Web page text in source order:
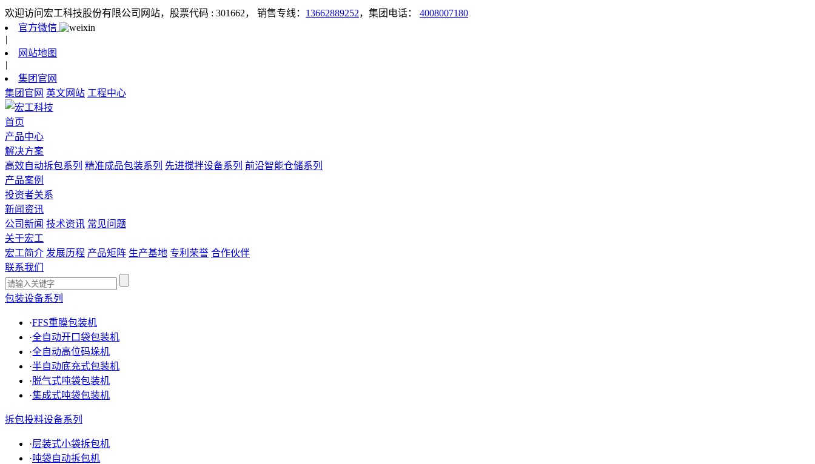
欢迎访问宏工科技股份有限公司网站，股票代码 : 301662， 销售专线： 13662889252，集团电话： 4008007180
官方微信
|
网站地图
|
集团官网
集团官网 英文网站 工程中心
首页
产品中心
解决方案
高效自动拆包系列 精准成品包装系列 先进搅拌设备系列 前沿智能仓储系列
产品案例
投资者关系
新闻资讯
公司新闻 技术资讯 常见问题
关于宏工
宏工简介 发展历程 产品矩阵 生产基地 专利荣誉 合作伙伴
联系我们
包装设备系列
·FFS重膜包装机
·全自动开口袋包装机
·全自动高位码垛机
·半自动底充式包装机
·脱气式吨袋包装机
·集成式吨袋包装机
拆包投料设备系列
·层装式小袋拆包机
·吨袋自动拆包机